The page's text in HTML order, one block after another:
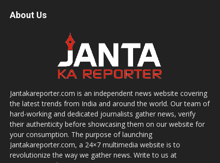
About Us
Jantakareporter.com is an independent news website covering
the latest trends from India and around the world. Our team of
hard-working and dedicated journalists gather news, verify
their authenticity before showcasing them on our website for
your consumption. The purpose of launching
Jantakareporter.com, a 24×7 multimedia website is to
revolutionize the way we gather news. Write to us at